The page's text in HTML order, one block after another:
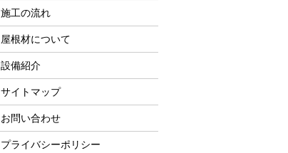
施工の流れ
屋根材について
設備紹介
サイトマップ
お問い合わせ
プライバシーポリシー